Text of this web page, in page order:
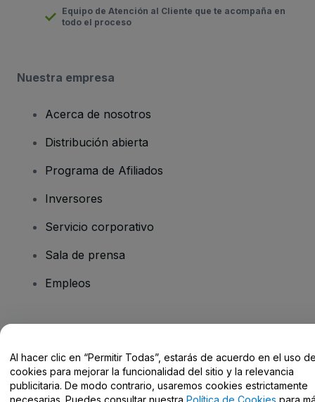
Equipo de Atención al Cliente que te acompaña en
todo el proceso
Nuestra empresa
Acerca de nosotros
Distribución abierta
Programa de Afiliados
Inversores
Servicio corporativo
Sala de prensa
Empleos
Centro de Ayuda / Contacto
Al hacer clic en “Permitir Todas”, estarás de acuerdo en el uso
cookies para mejorar la funcionalidad del sitio y la relevancia
publicitaria. De modo contrario, usaremos cookies estrictamente
necesarias. Puedes consultar nuestra Política de Cookies para